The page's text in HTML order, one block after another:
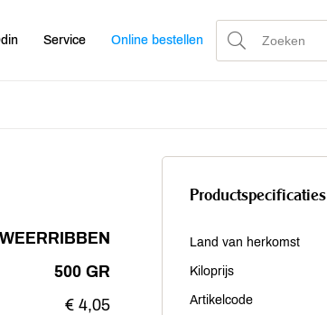
Service Online bestellen
WEERRIBBEN
500 GR
€ 4,05
Productspecificaties
Land van herkomst
Kiloprijs
Artikelcode